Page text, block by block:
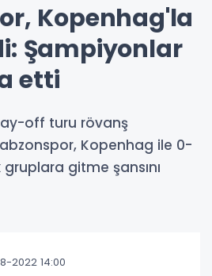
Kopenhag'la
Şampiyonlar
etti
off turu rövanş
Kopenhag ile 0-
gitme şansını
2022 14:00